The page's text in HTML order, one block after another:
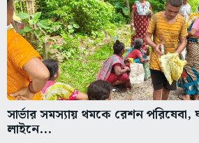
সার্ভার সমস্যায় থমকে রেশন পরিষেবা,
লাইনে...